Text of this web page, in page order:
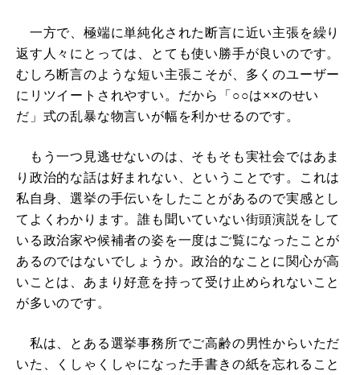
一方で、極端に単純化された断言に近い主張を繰り
返す人々にとっては、とても使い勝手が良いのです。
むしろ断言のような短い主張こそが、多くのユーザー
にリツイートされやすい。だから「○○は××のせい
だ」式の乱暴な物言いが幅を利かせるのです。
もう一つ見逃せないのは、そもそも実社会ではあま
り政治的な話は好まれない、ということです。これは
私自身、選挙の手伝いをしたことがあるので実感とし
てよくわかります。誰も聞いていない街頭演説をして
いる政治家や候補者の姿を一度はご覧になったことが
あるのではないでしょうか。政治的なことに関心が高
いことは、あまり好意を持って受け止められないこと
が多いのです。
私は、とある選挙事務所でご高齢の男性からいただ
いた、くしゃくしゃになった手書きの紙を忘れること